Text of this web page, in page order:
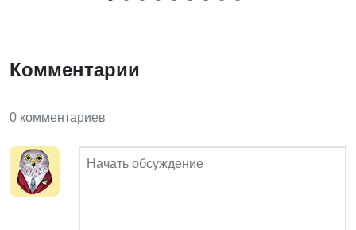
Комментарии
0 комментариев